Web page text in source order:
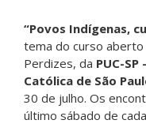
“Povos Indígenas,
tema do curso
Perdizes, da PUC-
Católica de São
30 de julho. Os
último sábado de